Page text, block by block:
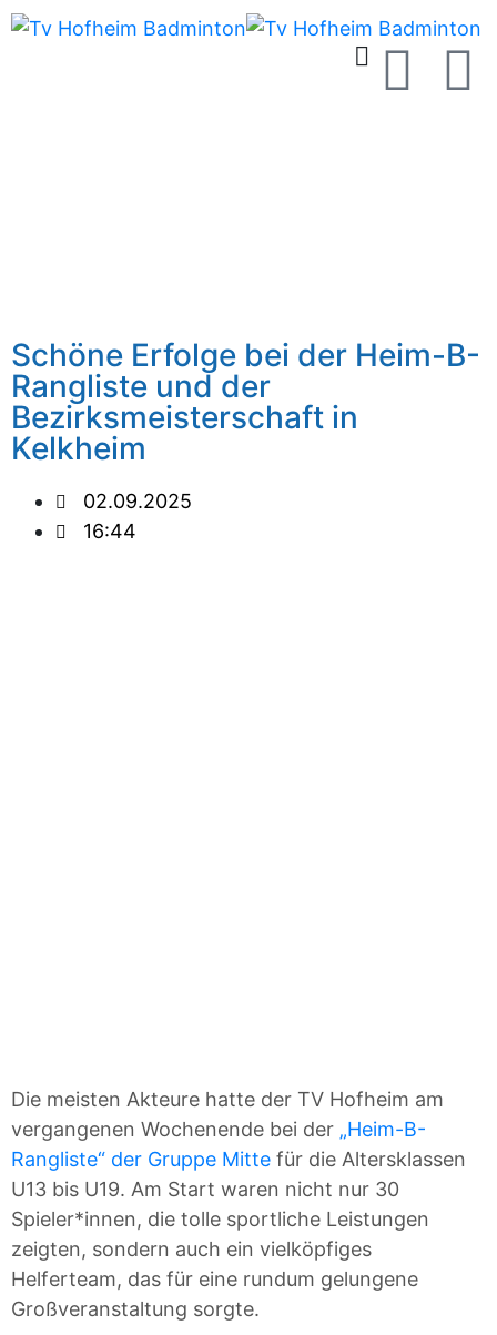
Schöne Erfolge bei der Heim-B-
Rangliste und der
Bezirksmeisterschaft in
Kelkheim
02.09.2025
16:44
Die meisten Akteure hatte der TV Hofheim am
vergangenen Wochenende bei der „Heim-B-
Rangliste“ der Gruppe Mitte für die Altersklassen
U13 bis U19. Am Start waren nicht nur 30
Spieler*innen, die tolle sportliche Leistungen
zeigten, sondern auch ein vielköpfiges
Helferteam, das für eine rundum gelungene
Großveranstaltung sorgte.